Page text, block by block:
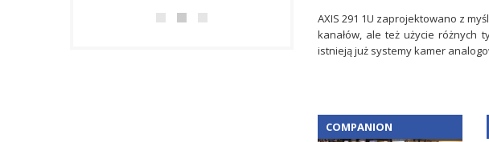
AXIS 291 1U zaprojektowano z
kanałów, ale też użycie różnych
istnieją już systemy kamer
COMPANION